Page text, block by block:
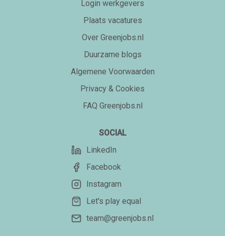
Login werkgevers
Plaats vacatures
Over Greenjobs.nl
Duurzame blogs
Algemene Voorwaarden
Privacy & Cookies
FAQ Greenjobs.nl
SOCIAL
LinkedIn
Facebook
Instagram
Let's play equal
team@greenjobs.nl